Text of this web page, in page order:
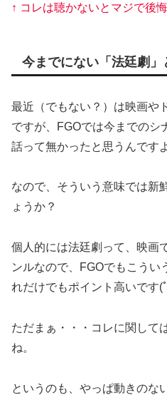
↑ コレは聴かないとマジで後
今までにない「法廷劇」
最近（でもない？）は映画や
ですが、FGOでは今までのシ
話って無かったと思うんです
なので、そういう意味では新
ょうか？
個人的には法廷劇って、映画
ンルなので、FGOでもこうい
れだけでもポイント高いです(
ただまぁ・・・コレに関して
ね。
というのも、やっぱ動きのな